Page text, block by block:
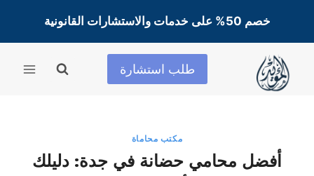
المحتوى
خصم 50% على خدمات والاستشارات القانونية
طلب استشارة
مكتب محاماة
أفضل محامي حضانة في جدة: دليلك